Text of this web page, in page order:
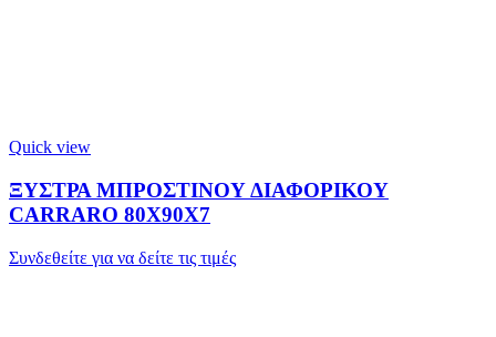
Quick view
ΞΥΣΤΡΑ ΜΠΡΟΣΤΙΝΟΥ ΔΙΑΦΟΡΙΚΟΥ
CARRARO 80X90X7
Συνδεθείτε για να δείτε τις τιμές